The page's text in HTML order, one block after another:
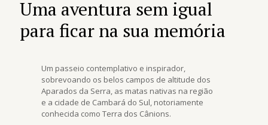
Uma aventura sem igual
para ficar na sua memória
Um passeio contemplativo e inspirador,
sobrevoando os belos campos de altitude dos
Aparados da Serra, as matas nativas na região
e a cidade de Cambará do Sul, notoriamente
conhecida como Terra dos Cânions.